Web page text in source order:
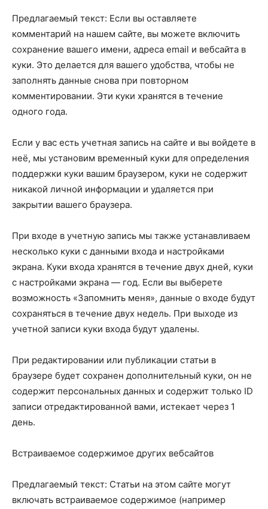
Предлагаемый текст: Если вы оставляете
комментарий на нашем сайте, вы можете включить
сохранение вашего имени, адреса email и вебсайта в
куки. Это делается для вашего удобства, чтобы не
заполнять данные снова при повторном
комментировании. Эти куки хранятся в течение
одного года.
Если у вас есть учетная запись на сайте и вы войдете в
неё, мы установим временный куки для определения
поддержки куки вашим браузером, куки не содержит
никакой личной информации и удаляется при
закрытии вашего браузера.
При входе в учетную запись мы также устанавливаем
несколько куки с данными входа и настройками
экрана. Куки входа хранятся в течение двух дней, куки
с настройками экрана — год. Если вы выберете
возможность «Запомнить меня», данные о входе будут
сохраняться в течение двух недель. При выходе из
учетной записи куки входа будут удалены.
При редактировании или публикации статьи в
браузере будет сохранен дополнительный куки, он не
содержит персональных данных и содержит только ID
записи отредактированной вами, истекает через 1
день.
Встраиваемое содержимое других вебсайтов
Предлагаемый текст: Статьи на этом сайте могут
включать встраиваемое содержимое (например